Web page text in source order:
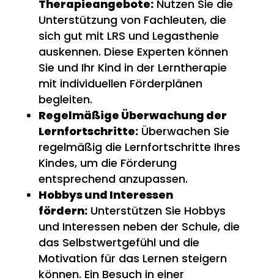
Therapieangebote: Nutzen Sie die
Unterstützung von Fachleuten, die
sich gut mit LRS und Legasthenie
auskennen. Diese Experten können
Sie und Ihr Kind in der Lerntherapie
mit individuellen Förderplänen
begleiten.
Regelmäßige Überwachung der
Lernfortschritte: Überwachen Sie
regelmäßig die Lernfortschritte Ihres
Kindes, um die Förderung
entsprechend anzupassen.
Hobbys und Interessen
fördern: Unterstützen Sie Hobbys
und Interessen neben der Schule, die
das Selbstwertgefühl und die
Motivation für das Lernen steigern
können. Ein Besuch in einer